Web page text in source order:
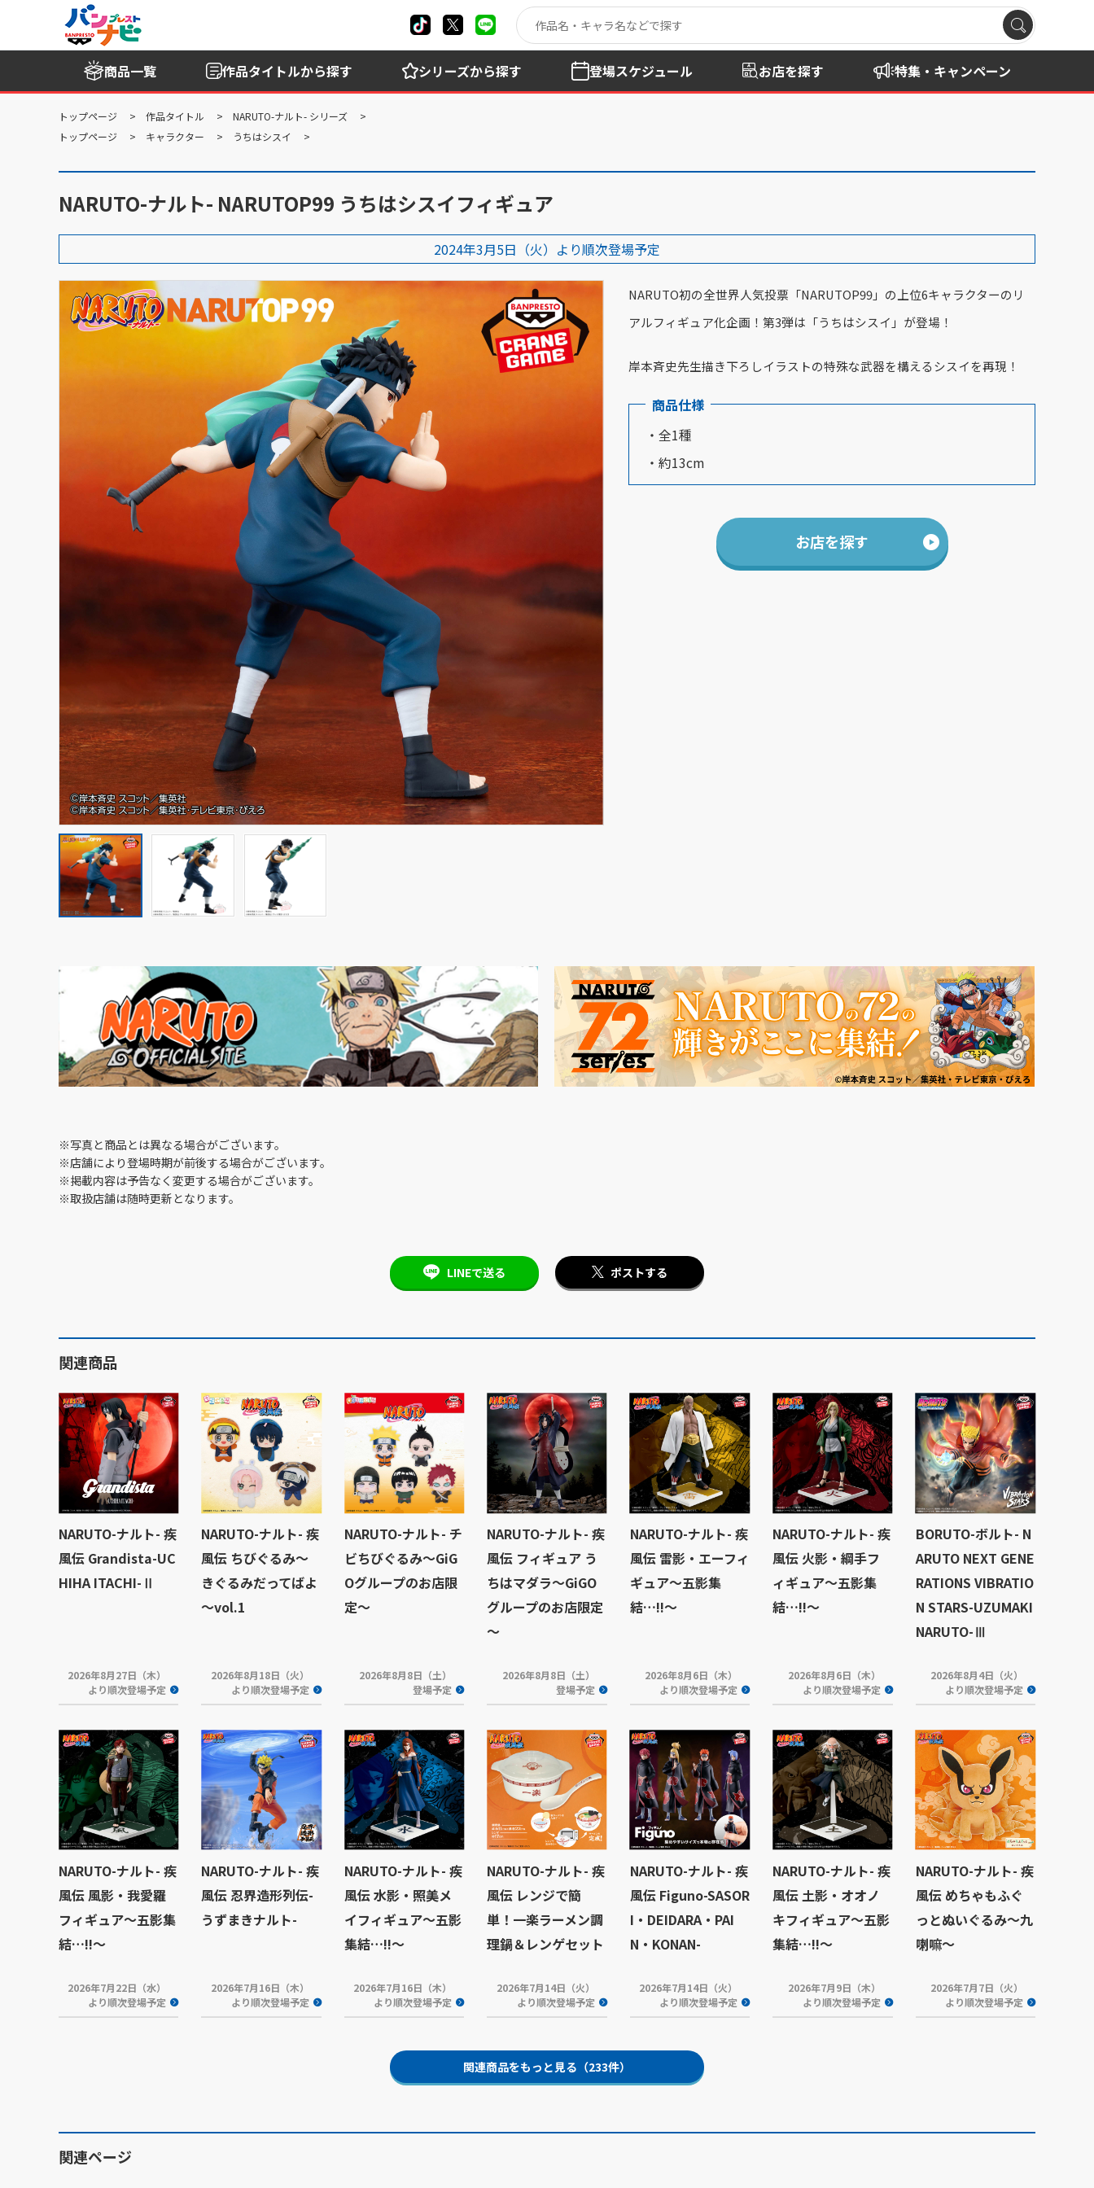
商品一覧 作品タイトルから探す シリーズから探す 登場スケジュール お店を探す 特集・キャンペーン
トップページ 作品タイトル
NARUTO-ナルト- シリーズ
トップページ
キャラクター うちはシスイ
NARUTO-ナルト- NARUTOP99 うちはシスイフィギュア
2024年3月5日（火）より順次登場予定
NARUTO初の全世界人気投票「NARUTOP99」の上位6キャラクターのリ
アルフィギュア化企画！第3弾は「うちはシスイ」が登場！
岸本斉史先生描き下ろしイラストの特殊な武器を構えるシスイを再現！
商品仕様
・全1種
・約13cm
お店を探す
※写真と商品とは異なる場合がございます。
※店舗により登場時期が前後する場合がございます。
※掲載内容は予告なく変更する場合がございます。
※取扱店舗は随時更新となります。
LINEで送る ポストする
関連商品
NARUTO-ナルト- 疾
風伝 Grandista-UC
HIHA ITACHI-Ⅱ
2026年8月27日（木）
より順次登場予定
NARUTO-ナルト- 疾
風伝 ちびぐるみ～
きぐるみだってばよ
～vol.1
2026年8月18日（火）
より順次登場予定
NARUTO-ナルト- チ
ビちびぐるみ〜GiG
Oグループのお店限
定〜
2026年8月8日（土）
登場予定
NARUTO-ナルト- 疾
風伝 フィギュア う
ちはマダラ～GiGO
グループのお店限定
～
2026年8月8日（土）
登場予定
NARUTO-ナルト- 疾
風伝 雷影・エーフィ
ギュア～五影集
結…!!～
2026年8月6日（木）
より順次登場予定
NARUTO-ナルト- 疾
風伝 火影・綱手フ
ィギュア～五影集
結…!!～
2026年8月6日（木）
より順次登場予定
BORUTO-ボルト- N
ARUTO NEXT GENE
RATIONS VIBRATIO
N STARS-UZUMAKI
NARUTO-Ⅲ
2026年8月4日（火）
より順次登場予定
NARUTO-ナルト- 疾
風伝 風影・我愛羅
フィギュア～五影集
結…!!～
2026年7月22日（水）
より順次登場予定
NARUTO-ナルト- 疾
風伝 忍界造形列伝-
うずまきナルト-
2026年7月16日（木）
より順次登場予定
NARUTO-ナルト- 疾
風伝 水影・照美メ
イフィギュア～五影
集結…!!～
2026年7月16日（木）
より順次登場予定
NARUTO-ナルト- 疾
風伝 レンジで簡
単！一楽ラーメン調
理鍋＆レンゲセット
2026年7月14日（火）
より順次登場予定
NARUTO-ナルト- 疾
風伝 Figuno-SASOR
I・DEIDARA・PAI
N・KONAN-
2026年7月14日（火）
より順次登場予定
NARUTO-ナルト- 疾
風伝 土影・オオノ
キフィギュア～五影
集結…!!～
2026年7月9日（木）
より順次登場予定
NARUTO-ナルト- 疾
風伝 めちゃもふぐ
っとぬいぐるみ～九
喇嘛～
2026年7月7日（火）
より順次登場予定
関連商品をもっと見る（233件）
関連ページ